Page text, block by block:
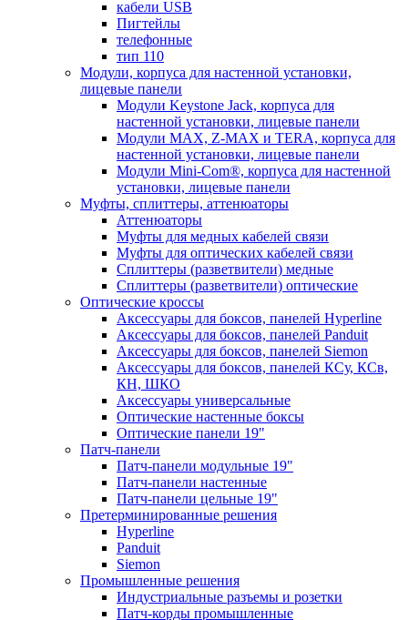
кабели USB
Пигтейлы
телефонные
тип 110
Модули, корпуса для настенной установки,
лицевые панели
Модули Keystone Jack, корпуса для
настенной установки, лицевые панели
Модули MAX, Z-MAX и TERA, корпуса для
настенной установки, лицевые панели
Модули Mini-Com®, корпуса для настенной
установки, лицевые панели
Муфты, сплиттеры, аттенюаторы
Аттенюаторы
Муфты для медных кабелей связи
Муфты для оптических кабелей связи
Сплиттеры (разветвители) медные
Сплиттеры (разветвители) оптические
Оптические кроссы
Аксессуары для боксов, панелей Hyperline
Аксессуары для боксов, панелей Panduit
Аксессуары для боксов, панелей Siemon
Аксессуары для боксов, панелей КСу, КСв,
КН, ШКО
Аксессуары универсальные
Оптические настенные боксы
Оптические панели 19"
Патч-панели
Патч-панели модульные 19"
Патч-панели настенные
Патч-панели цельные 19"
Претерминированные решения
Hyperline
Panduit
Siemon
Промышленные решения
Индустриальные разъемы и розетки
Патч-корды промышленные